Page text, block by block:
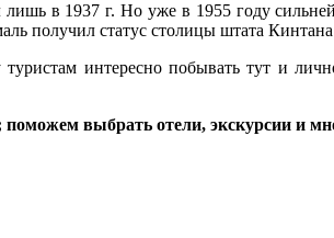
в 1937 г. Но уже в 1955 году
получил статус столицы штата
интересно побывать тут и
выбрать отели, экскурсии и